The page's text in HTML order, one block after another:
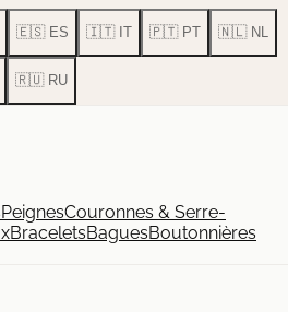
🇪🇸 ES 🇮🇹 IT 🇵🇹 PT 🇳🇱 NL
🇷🇺 RU
PeignesCouronnes & Serre-
BraceletsBaguesBoutonnières